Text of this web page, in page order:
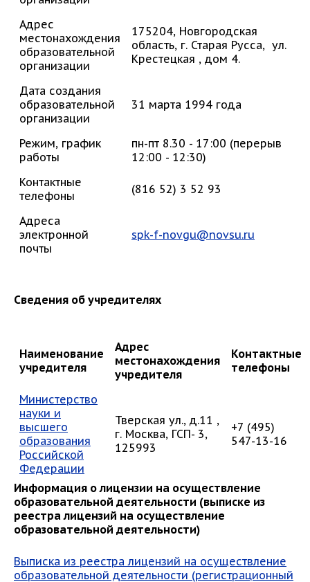
Адрес
местонахождения
образовательной
организации
175204, Новгородская
область, г. Старая Русса, ул.
Крестецкая , дом 4.
Дата создания
образовательной
организации
31 марта 1994 года
Режим, график
работы
пн-пт 8.30 - 17:00 (перерыв
12:00 - 12:30)
Контактные
телефоны
(816 52) 3 52 93
Адреса
электронной
почты
spk-f-novgu@novsu.ru
Сведения об учредителях
Наименование
учредителя
Адрес
местонахождения
учредителя
Контактные
телефоны
Министерство
науки и
высшего
образования
Российской
Федерации
Тверская ул., д.11 ,
г. Москва, ГСП- 3,
125993
+7 (495)
547-13-16
Информация о лицензии на осуществление
образовательной деятельности (выписке из
реестра лицензий на осуществление
образовательной деятельности)
Выписка из реестра лицензий на осуществление
образовательной деятельности (регистрационный